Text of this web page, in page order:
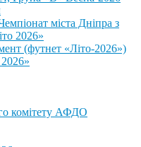
міста Дніпра з
2026»
(футнет «Літо-2026»)
комітету АФДО